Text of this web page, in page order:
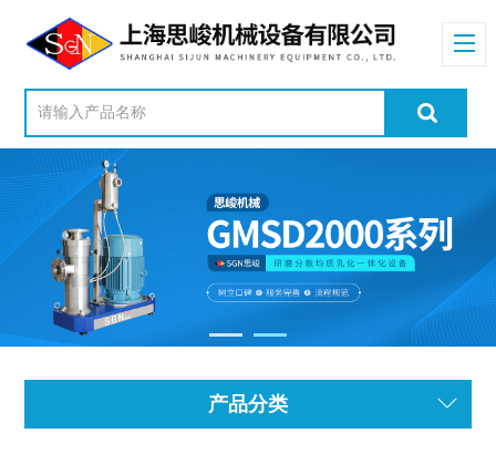
产品分类